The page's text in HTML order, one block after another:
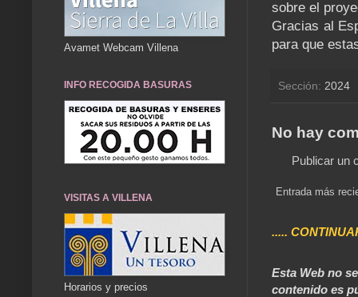
sobre el
Gracias al
para que
Sección: 2024
No hay
Publicar un
Entrada más
.....
Esta Web no
contenido es
Avamet Webcam Villena
INFO RECOGIDA BASURAS
VISITAS A VILLENA
Horarios y precios